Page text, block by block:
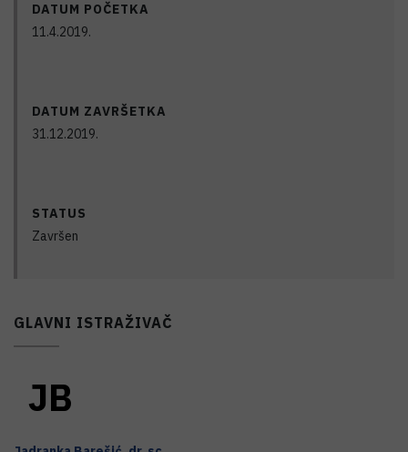
DATUM POČETKA
11.4.2019.
DATUM ZAVRŠETKA
31.12.2019.
STATUS
Završen
GLAVNI ISTRAŽIVAČ
JB